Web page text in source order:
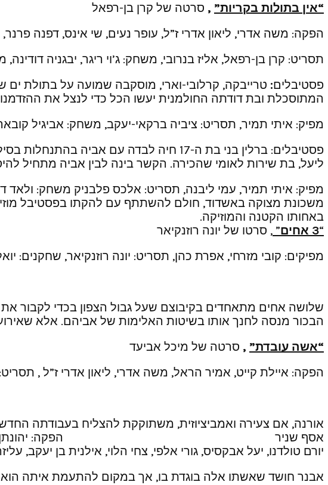
“אין בתולות בקריות” , סרטה של קרן בן-רפאל
הפקה: משה אדרי, ליאון אדרי ז”ל, עופר נעים, שי אינס, דפנה פרנר,
תסריט: קרן בן-רפאל, אליז בנרובי, משחק: ג’וי ריגר, יבגניה
פסטיבלים: טרייבקה, קרלובי-וארי, מוסקבה שמועה על בתולת
המתוסכלת ובת דודתה החולמנית יעשו הכל כדי לנצל את
מפיק: איתי תמיר, תסריט: ציביה ברקאי-יעקב, משחק: אביגיל
פסטיבלים: ברלין בני בת ה-17 חיה לבדה
ליעל, בת שירות לאומי שהכירה. הקשר בינה לבין אביה מתחיל
מפיק: איתי תמיר, עמי ליבנה, תסריט: אלכס פלבניק משחק: ולאד
משכונת מצוקה באשדוד, חולם להשתתף עם להקתו בפסטיבל
באחותו הקטנה והמוזיקה.
“3 אחים ” , סרטו של יונה רוזנקיאר
מפיקים: קובי מזרחי, אפרת כהן, תסריט: יונה רוזנקיאר, שחקנים:
שלושה אחים מתאחדים בקיבוצם שעל גבול הצפון בכדי לקבור
הבכור מנסה לחנך אותו בשיטות האלימות של אביהם. אלא
“אשה עובדת” , סרטה של מיכל אביעד
הפקה: איילת קייט, אמיר הראל, משה אדרי, ליאון אדרי ז”ל ,
אורנה, אם צעירה ואמביציוזית, משתוקקת להצליח בעבודתה
אסף שניר הפקה: יהונתן פארן, רחל פארן,
יורם טולדנו, יעל אבקסיס, גורי אלפי, צחי הלוי, אילנית בן יעקב,
אבנר חושד שאשתו אלה בוגדת בו, אך במקום להתעמת איתה